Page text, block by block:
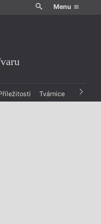
Menu
Tvárnice Archiv